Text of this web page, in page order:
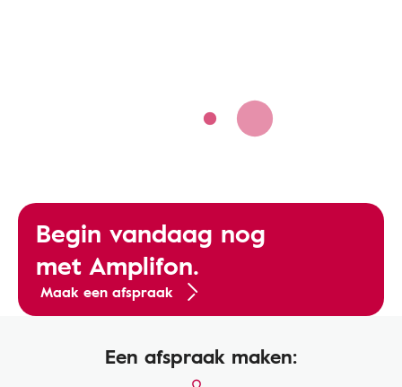
Begin vandaag nog
met Amplifon.
Maak een afspraak
Een afspraak maken: